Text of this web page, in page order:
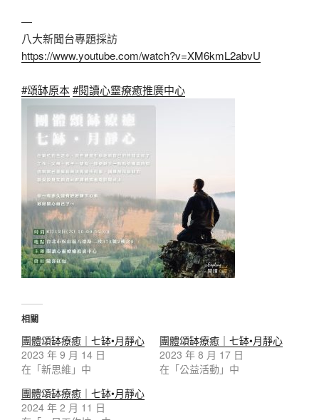
—
八大新聞台專題採訪
https://www.youtube.com/watch?v=XM6kmL2abvU
#頌缽原本#閱讀心靈療癒推廣中心
相關
團體頌缽療癒｜七缽•月靜心
2023 年 9 月 14 日
在「新思維」中
團體頌缽療癒｜七缽•月靜心
2023 年 8 月 17 日
在「公益活動」中
團體頌缽療癒｜七缽•月靜心
2024 年 2 月 11 日